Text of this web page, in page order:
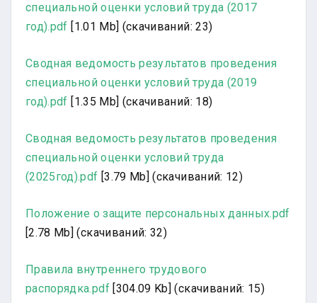
специальной оценки условий труда (2017
год).pdf [1.01 Mb] (cкачиваний: 23)
Сводная ведомость результатов проведения
специальной оценки условий труда (2019
год).pdf [1.35 Mb] (cкачиваний: 18)
Сводная ведомость результатов проведения
специальной оценки условий труда
(2025год).pdf [3.79 Mb] (cкачиваний: 12)
Положение о защите персональных данных.pdf
[2.78 Mb] (cкачиваний: 32)
Правила внутреннего трудового
распорядка.pdf[304.09 Kb] (cкачиваний: 15)